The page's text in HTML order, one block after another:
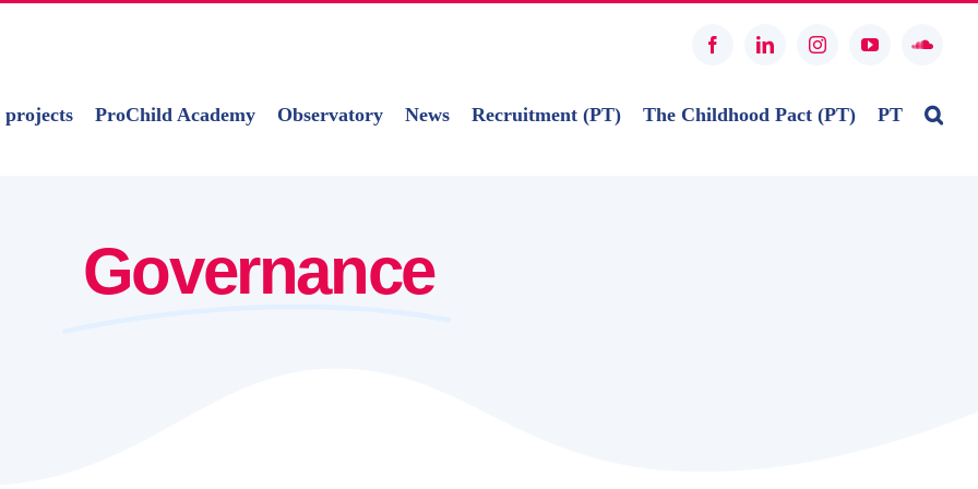
FacebookLinkedInInstagramYouTube
projects ProChild Academy Observatory News Recruitment (PT) The Childhood Pact (PT) PT
Governance